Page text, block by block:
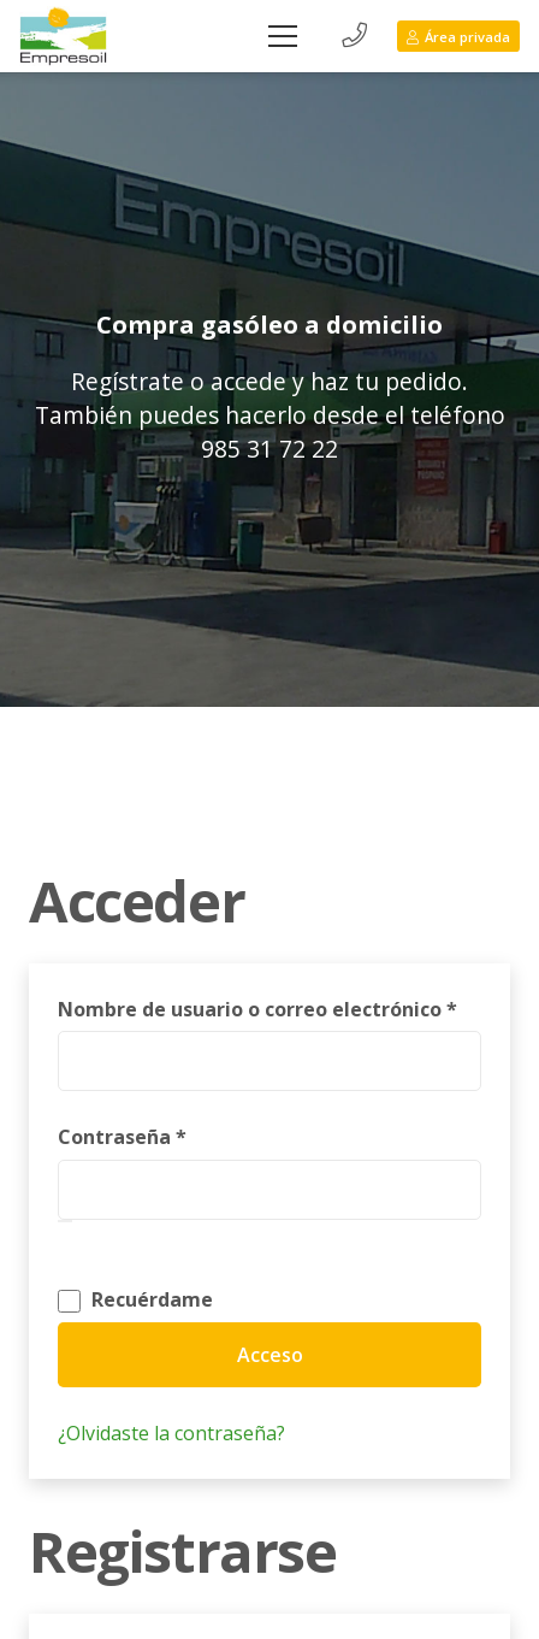
Área privada
Compra gasóleo a domicilio
Regístrate o accede y haz tu pedido.
También puedes hacerlo desde el teléfono
985 31 72 22
Acceder
Nombre de usuario o correo electrónico*
Contraseña *Obligatorio
Recuérdame
Acceso
¿Olvidaste la contraseña?
Registrarse